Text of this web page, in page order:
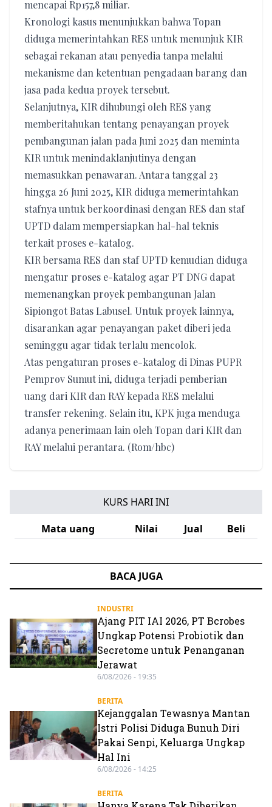
mencapai Rp157,8 miliar.
Kronologi kasus menunjukkan bahwa Topan
diduga memerintahkan RES untuk menunjuk KIR
sebagai rekanan atau penyedia tanpa melalui
mekanisme dan ketentuan pengadaan barang dan
jasa pada kedua proyek tersebut.
Selanjutnya, KIR dihubungi oleh RES yang
memberitahukan tentang penayangan proyek
pembangunan jalan pada Juni 2025 dan meminta
KIR untuk menindaklanjutinya dengan
memasukkan penawaran. Antara tanggal 23
hingga 26 Juni 2025, KIR diduga memerintahkan
stafnya untuk berkoordinasi dengan RES dan staf
UPTD dalam mempersiapkan hal-hal teknis
terkait proses e-katalog.
KIR bersama RES dan staf UPTD kemudian diduga
mengatur proses e-katalog agar PT DNG dapat
memenangkan proyek pembangunan Jalan
Sipiongot Batas Labusel. Untuk proyek lainnya,
disarankan agar penayangan paket diberi jeda
seminggu agar tidak terlalu mencolok.
Atas pengaturan proses e-katalog di Dinas PUPR
Pemprov Sumut ini, diduga terjadi pemberian
uang dari KIR dan RAY kepada RES melalui
transfer rekening. Selain itu, KPK juga menduga
adanya penerimaan lain oleh Topan dari KIR dan
RAY melalui perantara. (Rom/hbc)
KURS HARI INI
Mata uang
Nilai Jual Beli
BACA JUGA
INDUSTRI
Ajang PIT IAI 2026, PT Bcrobes
Ungkap Potensi Probiotik dan
Secretome untuk Penanganan
Jerawat
6/08/2026 - 19:35
BERITA
Kejanggalan Tewasnya Mantan
Istri Polisi Diduga Bunuh Diri
Pakai Senpi, Keluarga Ungkap
Hal Ini
6/08/2026 - 14:25
BERITA